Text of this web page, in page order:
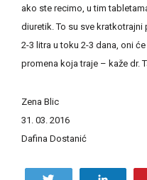
ako ste recimo, u tim
diuretik. To su sve
2-3 litra u toku 2-3 dana, oni
promena koja traje – kaže dr.
Zena Blic
31. 03. 2016
Dafina Dostanić